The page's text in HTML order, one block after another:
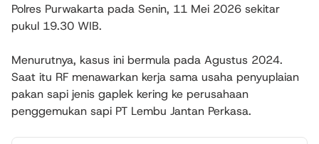
Polres Purwakarta pada Senin, 11 Mei 2026 sekitar
pukul 19.30 WIB.
Menurutnya, kasus ini bermula pada Agustus 2024.
Saat itu RF menawarkan kerja sama usaha penyuplaian
pakan sapi jenis gaplek kering ke perusahaan
penggemukan sapi PT Lembu Jantan Perkasa.